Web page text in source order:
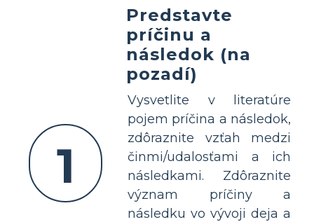
1
Predstavte
príčinu a
následok (na
pozadí)
Vysvetlite v literatúre
pojem príčina a následok,
zdôraznite vzťah medzi
činmi/udalosťami a ich
následkami. Zdôraznite
význam príčiny a
následku vo vývoji deja a